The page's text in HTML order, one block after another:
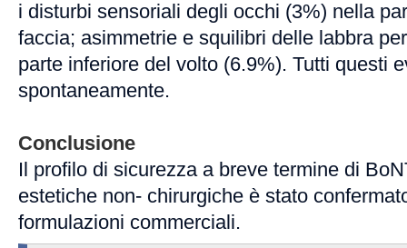
i disturbi sensoriali degli occhi (3%) nella
faccia; asimmetrie e squilibri delle labbra
parte inferiore del volto (6.9%). Tutti questi
spontaneamente.
Conclusione
Il profilo di sicurezza a breve termine di
estetiche non- chirurgiche è stato
formulazioni commerciali.